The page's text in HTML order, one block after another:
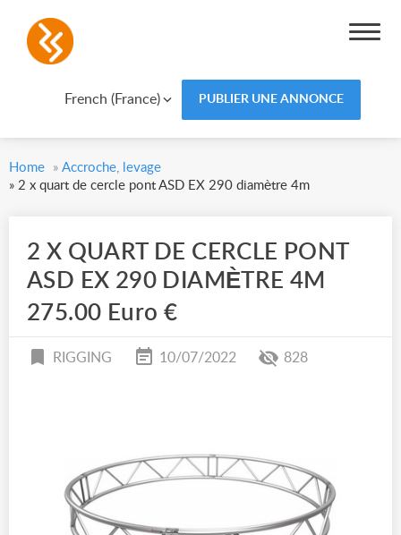
French (France) PUBLIER UNE ANNONCE
Home » Accroche, levage
» 2 x quart de cercle pont ASD EX 290 diamètre 4m
2 X QUART DE CERCLE PONT
ASD EX 290 DIAMÈTRE 4M
275.00 Euro €
RIGGING 10/07/2022 828